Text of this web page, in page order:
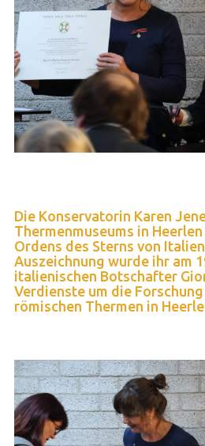
Die Konservatorin Karen
Thermenmuseums in
Ordens des Sterns von
Auszeichnung wurde ihr am
italienischen Botschafter
Verdienste um die
römischen Thermen in